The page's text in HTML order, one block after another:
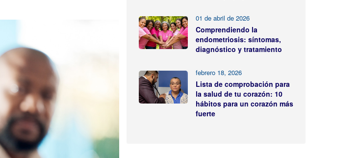
01 de abril de 2026
Comprendiendo la
endometriosis: síntomas,
diagnóstico y tratamiento
febrero 18, 2026
Lista de comprobación para
la salud de tu corazón: 10
hábitos para un corazón más
fuerte